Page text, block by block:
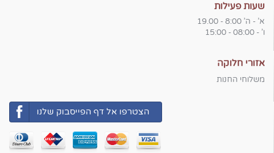
שעות פעילות
א' - ה' 8:00 - 19.00
ו' - 08:00 - 15:00
אזורי חלוקה
משלוחי החנות
הצטרפו אל דף הפייסבוק שלנו